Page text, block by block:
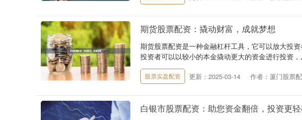
期货股票配资：撬动财富，成就梦想
期货股票配资是一种金融杠杆工具，它可以放大投
投资者可以以较小的本金撬动更大的资金进行投资
股票实盘配资 更新：2025-03-14 作者：厦门股票
白银市股票配资：助您资金翻倍，投资更